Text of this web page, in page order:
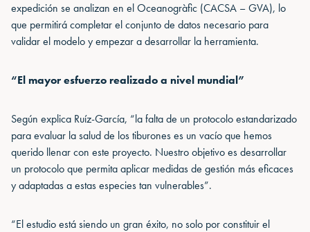
expedición se analizan en el Oceanogràfic (CACSA – GVA), lo
que permitirá completar el conjunto de datos necesario para
validar el modelo y empezar a desarrollar la herramienta.
“El mayor esfuerzo realizado a nivel mundial”
Según explica Ruíz-García, “la falta de un protocolo estandarizado
para evaluar la salud de los tiburones es un vacío que hemos
querido llenar con este proyecto. Nuestro objetivo es desarrollar
un protocolo que permita aplicar medidas de gestión más eficaces
y adaptadas a estas especies tan vulnerables”.
“El estudio está siendo un gran éxito, no solo por constituir el